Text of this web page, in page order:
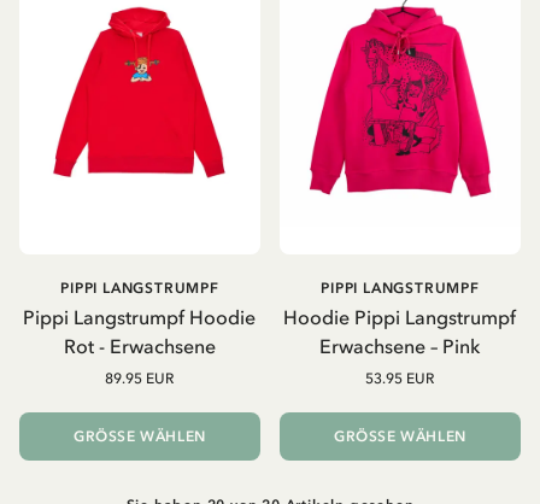
Pippi Langstrumpf Hoodie
Rot - Erwachsene
PIPPI LANGSTRUMPF
89.95 EUR
GRÖSSE WÄHLEN
Hoodie Pippi Langstrumpf
Erwachsene – Pink
PIPPI LANGSTRUMPF
53.95 EUR
GRÖSSE WÄHLEN